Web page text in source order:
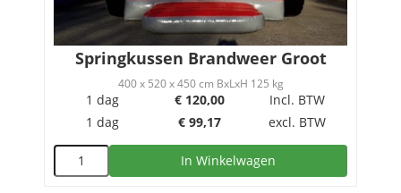
Springkussen Brandweer Groot
400 x 520 x 450 cm BxLxH 125 kg
1 dag € 120,00
Incl. BTW
1 dag
€ 99,17 excl. BTW
In Winkelwagen